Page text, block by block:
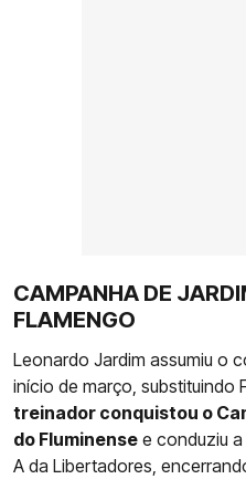
CAMPANHA DE
FLAMENGO
Leonardo Jardim assumiu o
início de março, substituindo
treinador conquistou o
do Fluminense e conduziu
A da Libertadores,